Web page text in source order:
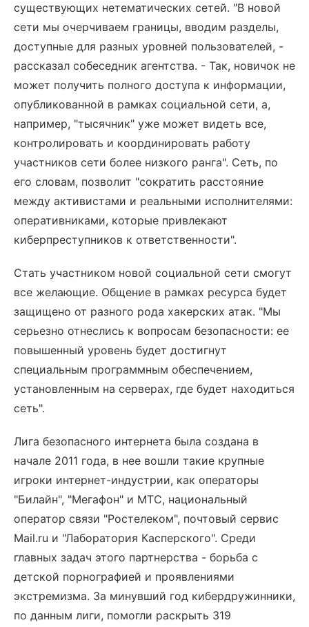
существующих нетематических сетей. "В новой
сети мы очерчиваем границы, вводим разделы,
доступные для разных уровней пользователей, -
рассказал собеседник агентства. - Так, новичок не
может получить полного доступа к информации,
опубликованной в рамках социальной сети, а,
например, "тысячник" уже может видеть все,
контролировать и координировать работу
участников сети более низкого ранга". Сеть, по
его словам, позволит "сократить расстояние
между активистами и реальными исполнителями:
оперативниками, которые привлекают
киберпреступников к ответственности".
Стать участником новой социальной сети смогут
все желающие. Общение в рамках ресурса будет
защищено от разного рода хакерских атак. "Мы
серьезно отнеслись к вопросам безопасности: ее
повышенный уровень будет достигнут
специальным программным обеспечением,
установленным на серверах, где будет находиться
сеть".
Лига безопасного интернета была создана в
начале 2011 года, в нее вошли такие крупные
игроки интернет-индустрии, как операторы
"Билайн", "Мегафон" и МТС, национальный
оператор связи "Ростелеком", почтовый сервис
Mail.ru и "Лаборатория Касперского". Среди
главных задач этого партнерства - борьба с
детской порнографией и проявлениями
экстремизма. За минувший год кибердружинники,
по данным лиги, помогли раскрыть 319